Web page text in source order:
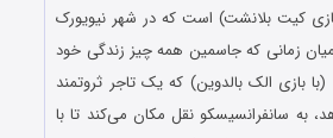
کیت بلانشت) است که در شهر نیویورک
زمانی که جاسمین همه چیز زندگی خود
بازی الک بالدوین) که یک تاجر ثروتمند
به سانفرانسیسکو نقل مکان می‌کند تا با